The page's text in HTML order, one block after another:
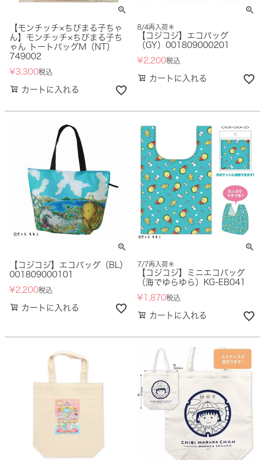
【モンチッチ×ちびまる子ちゃ
ん】モンチッチ×ちびまる子ち
ゃん トートバッグM（NT）
749002
¥3,300税込
カートに入れる
8/4再入荷＊
【コジコジ】エコバッグ
（GY）001809000201
¥2,200税込
カートに入れる
【コジコジ】エコバッグ（BL）
001809000101
¥2,200税込
カートに入れる
7/7再入荷＊
【コジコジ】ミニエコバッグ
（海でゆらゆら）KG-EB041
¥ 1,870税込
カートに入れる